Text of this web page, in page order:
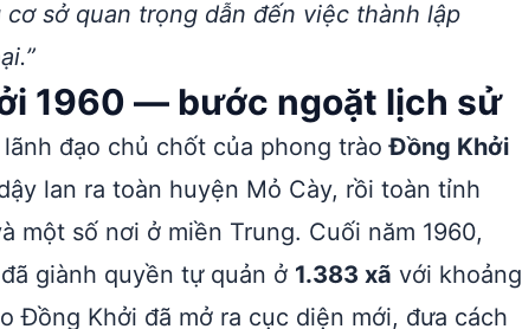
sở quan trọng dẫn đến việc thành lập
1960 — bước ngoặt lịch sử
đạo chủ chốt của phong tràoĐồng Khởi
lan ra toàn huyện Mỏ Cày, rồi toàn tỉnh
một số nơi ở miền Trung. Cuối năm 1960,
giành quyền tự quản ở 1.383 xã với khoảng
Đồng Khởi đã mở ra cục diện mới, đưa cách